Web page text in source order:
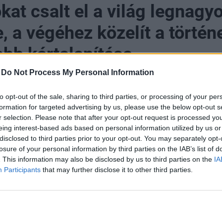
Do Not Process My Personal Information
opt-out of the sale, sharing to third parties, or processing of your
for targeted advertising by us, please use the below opt-out
selection. Please note that after your opt-out request is processed
interest-based ads based on personal information utilized by us
to third parties prior to your opt-out. You may separately
of your personal information by third parties on the IAB’s list of
This information may also be disclosed by us to third parties on the
Participants that may further disclose it to other third parties.
csalt el a világ
a végéhez közelít a
kártalanítása
Minisztérium (DoJ) bejelentette, hogy
csalás áldozatainak kártalanítására
Madoff Victim Fund (MVF) eddig összesen 4,3
ami a veszteségek 94%-ának
2025-ben zárul le - írta a BBC.
történelem egyik legnagyobb csalásának áldozatai most